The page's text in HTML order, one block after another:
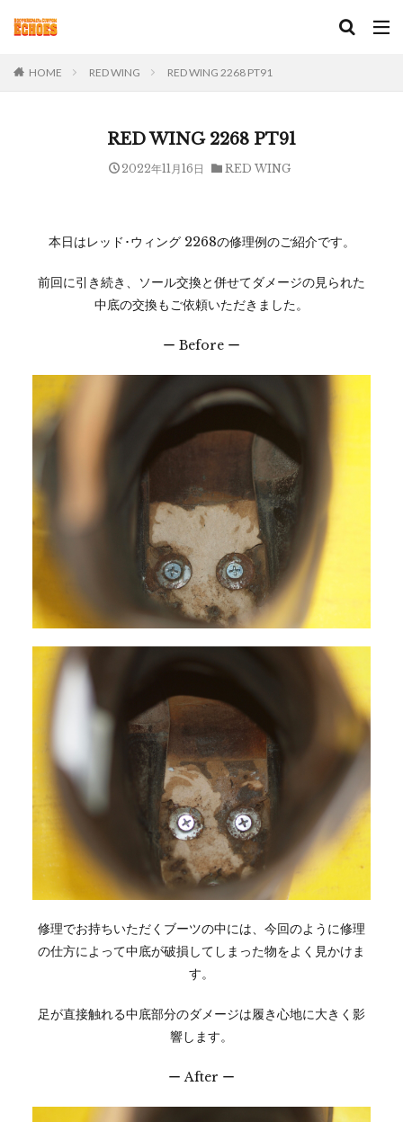
HOME RED WING RED WING 2268 PT91
RED WING 2268 PT91
2022年11月16日 RED WING
本日はレッド･ウィング 2268の修理例のご紹介です。
前回に引き続き、ソール交換と併せてダメージの見られた
中底の交換もご依頼いただきました。
ー Before ー
修理でお持ちいただくブーツの中には、今回のように修理
の仕方によって中底が破損してしまった物をよく見かけま
す。
足が直接触れる中底部分のダメージは履き心地に大きく影
響します。
ー After ー